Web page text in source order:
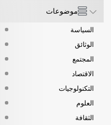
موضوعات
السياسة
الوثائق
المجتمع
الاقتصاد
التكنولوجيات
العلوم
الثقافة